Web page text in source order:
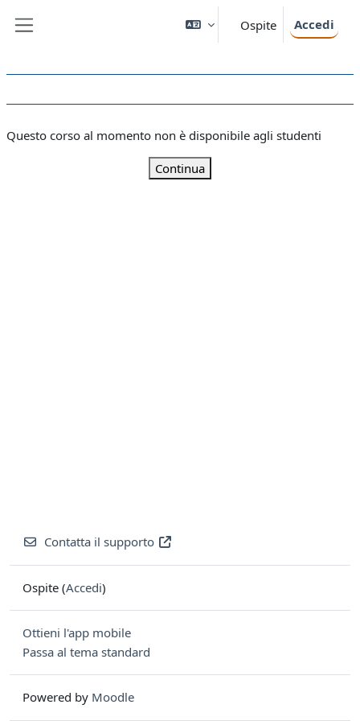
Ospite Accedi
Questo corso al momento non è disponibile agli studenti
Continua
Contatta il supporto
Ospite (Accedi)
Ottieni l'app mobile
Passa al tema standard
Powered by Moodle